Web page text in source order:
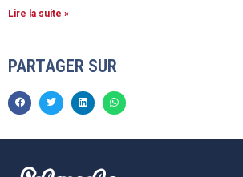
Lire la suite »
PARTAGER SUR